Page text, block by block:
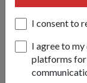
I consent to
I agree to
platforms for